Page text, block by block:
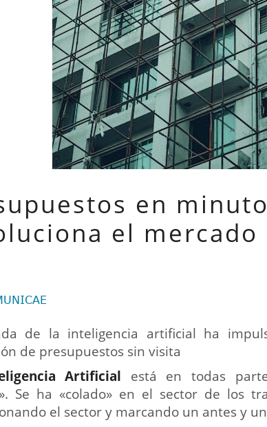
en
el mercado
de la inteligencia artificial ha
de presupuestos sin visita
Artificial está en todas
Se ha «colado» en el sector de los
el sector y marcando un antes y